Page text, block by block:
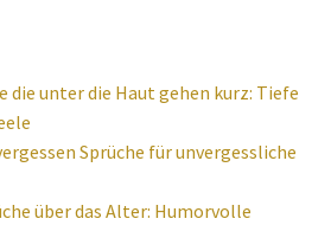
die unter die Haut gehen kurz: Tiefe
Sprüche für unvergessliche
über das Alter: Humorvolle